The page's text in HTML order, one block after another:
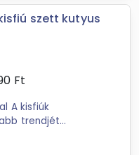
szett kutyus
Ft
trendjét